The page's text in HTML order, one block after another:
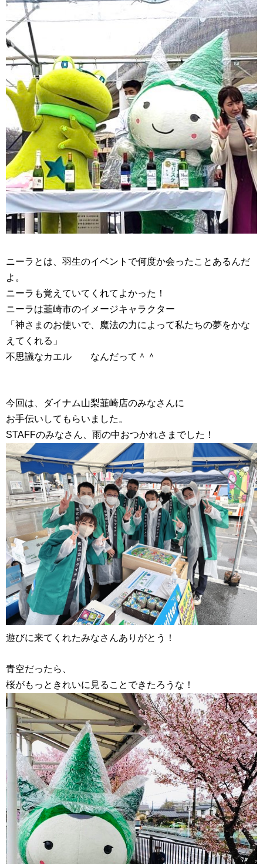
ニーラとは、羽生のイベントで何度か会ったことあるんだ
よ。
ニーラも覚えていてくれてよかった！
ニーラは韮崎市のイメージキャラクター
「神さまのお使いで、魔法の力によって私たちの夢をかな
えてくれる」
不思議なカエル なんだって＾＾
今回は、ダイナム山梨韮崎店のみなさんに
お手伝いしてもらいました。
STAFFのみなさん、雨の中おつかれさまでした！
遊びに来てくれたみなさんありがとう！
青空だったら、
桜がもっときれいに見ることできたろうな！